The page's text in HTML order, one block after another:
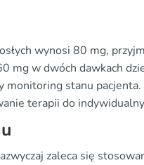
wynosi 80 mg,
mg w dwóch dawkach
monitoring stanu
terapii do
zaleca się